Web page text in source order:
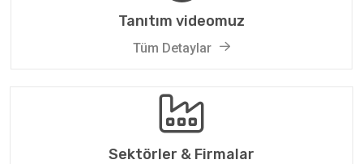
Tanıtım videomuz
Tüm Detaylar
Sektörler & Firmalar